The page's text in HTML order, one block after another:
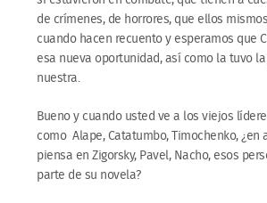
de crímenes, de horrores, que ellos
cuando hacen recuento y esperamos que
esa nueva oportunidad, así como la tuvo
nuestra.
Bueno y cuando usted ve a los viejos
como Alape, Catatumbo, Timochenko, ¿en
piensa en Zigorsky, Pavel, Nacho, esos
parte de su novela?